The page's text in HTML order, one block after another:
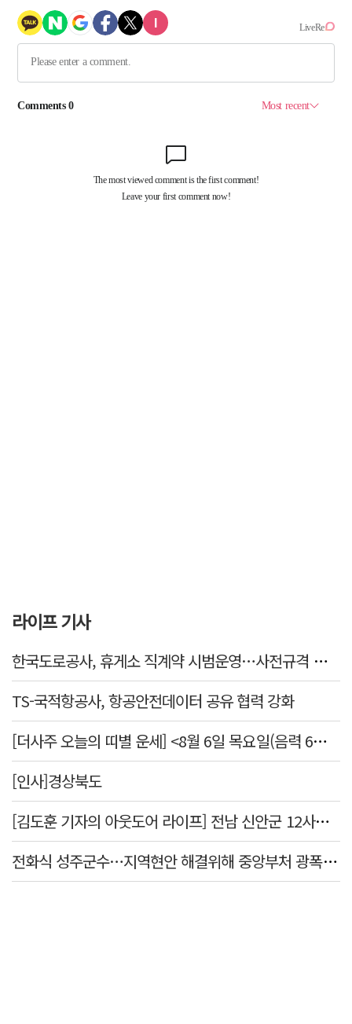
라이프 기사
한국도로공사, 휴게소 직계약 시범운영…사전규격 공개·입찰 착수
TS-국적항공사, 항공안전데이터 공유 협력 강화
[더사주 오늘의 띠별 운세] <8월 6일 목요일(음력 6월24일)>
[인사]경상북도
[김도훈 기자의 아웃도어 라이프] 전남 신안군 12사도 순례길…나를 찾아 떠나는 힐링 여행
전화식 성주군수…지역현안 해결위해 중앙부처 광폭 행보